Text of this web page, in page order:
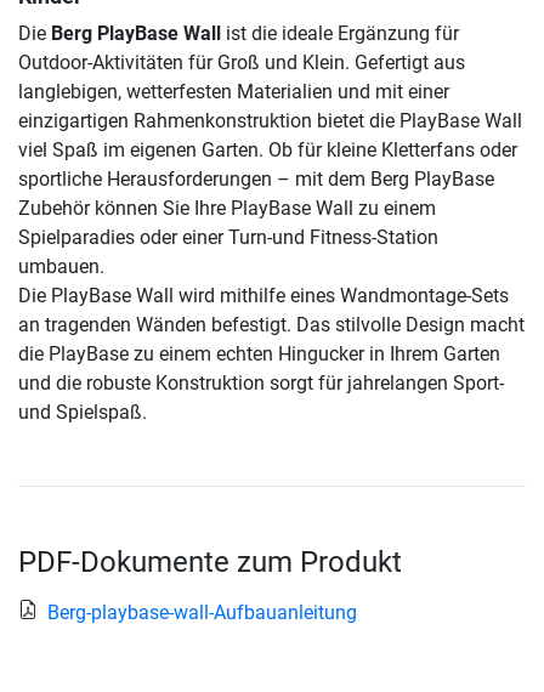
Die Berg PlayBase Wall
ist die ideale Ergänzung für
Outdoor-Aktivitäten für Groß und Klein. Gefertigt aus
langlebigen, wetterfesten Materialien und mit einer
einzigartigen Rahmenkonstruktion bietet die PlayBase Wall
viel Spaß im eigenen Garten. Ob für kleine Kletterfans oder
sportliche Herausforderungen – mit dem Berg PlayBase
Zubehör können Sie Ihre PlayBase Wall zu einem
Spielparadies oder einer Turn-und Fitness-Station
umbauen.
Die PlayBase Wall wird mithilfe eines Wandmontage-Sets
an tragenden Wänden befestigt. Das stilvolle Design macht
die PlayBase zu einem echten Hingucker in Ihrem Garten
und die robuste Konstruktion sorgt für jahrelangen Sport-
und Spielspaß.
PDF-Dokumente zum Produkt
Berg-playbase-wall-Aufbauanleitung